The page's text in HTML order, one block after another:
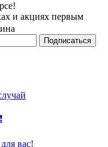
и акциях первым
вас!